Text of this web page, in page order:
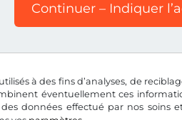
à des fins d’analyses, de
éventuellement ces
données effectué par nos soins
Continuer – Indiquer